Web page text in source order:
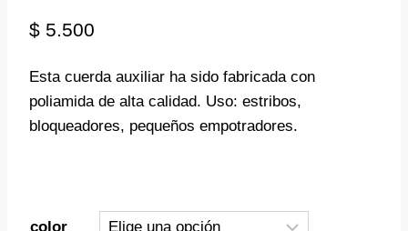
$ 5.500
Esta cuerda auxiliar ha sido fabricada con
poliamida de alta calidad. Uso: estribos,
bloqueadores, pequeños empotradores.
color